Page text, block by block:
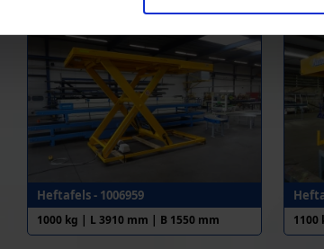
Heftafels - 1006959
1000 kg | L 3910 mm | B 1550 mm 1100